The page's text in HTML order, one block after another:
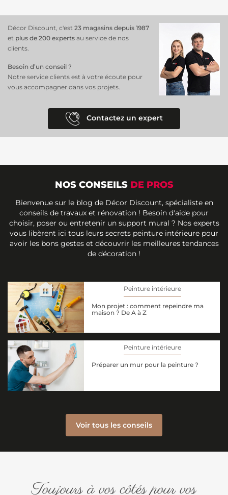
Décor Discount, c'est 23 magasins depuis 1987
et plus de 200 experts au service de nos
clients.
Besoin d’un conseil ?
Notre service clients est à votre écoute pour
vous accompagner dans vos projets.
Contactez un expert
NOS CONSEILS DE PROS
Bienvenue sur le blog de Décor Discount, spécialiste en
conseils de travaux et rénovation ! Besoin d'aide pour
choisir, poser ou entretenir un support mural ? Nos experts
vous libèrent ici tous leurs secrets peinture intérieure pour
avoir les bons gestes et découvrir les meilleures tendances
de décoration !
Peinture intérieure
Mon projet : comment repeindre ma
maison ? De A à Z
Peinture intérieure
Préparer un mur pour la peinture ?
Voir tous les conseils
Toujours à vos côtés pour vos